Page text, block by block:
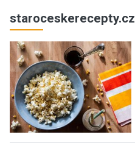
staroceskerecepty.cz